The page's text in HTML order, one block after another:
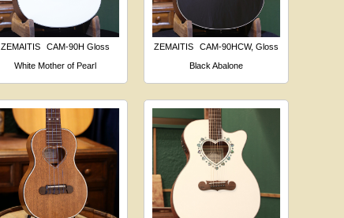
ZEMAITIS
CAM-90H Gloss
White Mother of Pearl
ZEMAITIS
CAM-90HCW, Gloss
Black Abalone